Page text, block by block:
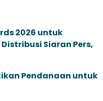
2026 untuk
Siaran Pers,
Pendanaan untuk